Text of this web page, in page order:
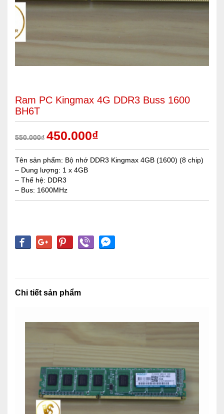
Ram PC Kingmax 4G DDR3 Buss 1600
BH6T
550.000₫ 450.000₫
Tên sản phẩm: Bộ nhớ DDR3 Kingmax 4GB (1600) (8 chip)
– Dung lượng: 1 x 4GB
– Thế hệ: DDR3
– Bus: 1600MHz
Chi tiết sản phẩm